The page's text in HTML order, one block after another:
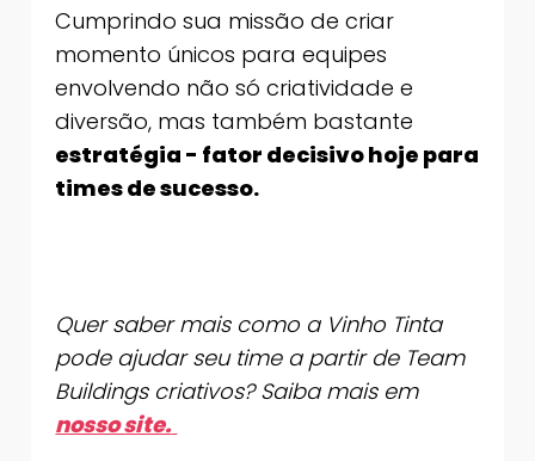
Cumprindo sua missão de criar
momento únicos para equipes
envolvendo não só criatividade e
diversão, mas também bastante
estratégia - fator decisivo hoje para
times de sucesso.
Quer saber mais como a Vinho Tinta
pode ajudar seu time a partir de Team
Buildings criativos? Saiba mais em
nosso site.